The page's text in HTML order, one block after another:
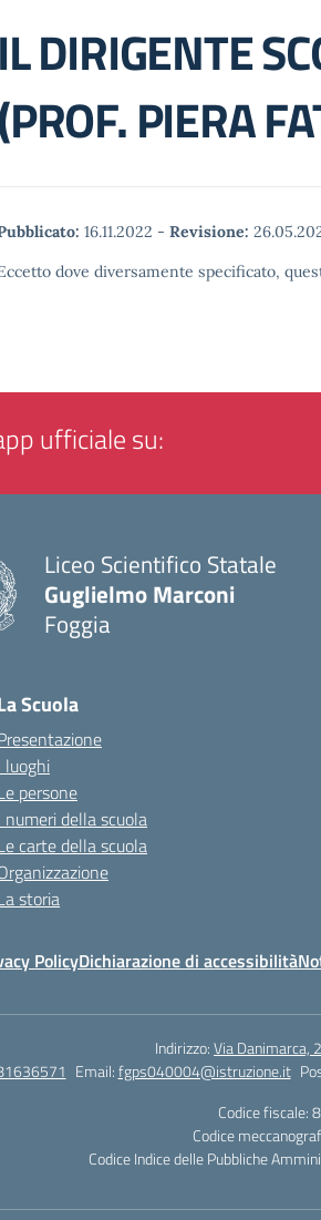
IL DIRIGENTE
PIERA
16.11.2022 - Revisione:
dove diversamente specificato,
ufficiale su:
Liceo Scientifico Statale
Guglielmo Marconi
Foggia
Scuola
luoghi
persone
numeri della scuola
carte della scuola
storia
PolicyDichiarazione di accessibilità
Indirizzo:Via Danimarca,
Email:fgps040004@istruzione.it
Codice fiscale:
Codice
Codice Indice delle Pubbliche